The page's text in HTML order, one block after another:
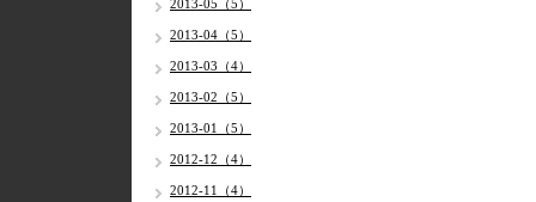
2013-05（5）
2013-04（5）
2013-03（4）
2013-02（5）
2013-01（5）
2012-12（4）
2012-11（4）